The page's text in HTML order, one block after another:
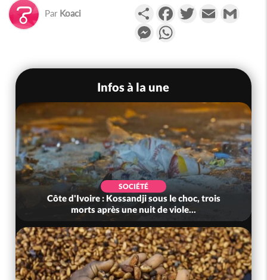
Par Koaci PartagerFacebookTwitterEmail
Messenger
Infos à la une
SOCIÉTÉ
Côte d'Ivoire : Kossandji sous le choc, trois
morts après une nuit de viole...